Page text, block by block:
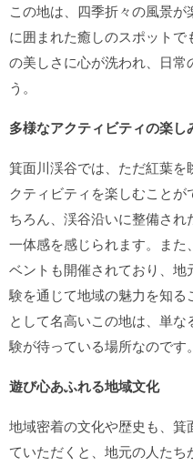
この地は、四季折々の風景
に囲まれた癒しのスポット
の美しさに心が洗われ、日常
う。
多様なアクティビティの楽し
箕面川渓谷では、ただ紅葉
クティビティを楽しむこと
ちろん、渓谷沿いに整備さ
一体感を感じられます。ま
ベントも開催されており、
験を通じて地域の魅力を知
として名高いこの地は、単
験が待っている場所なのです。
遊び心あふれる地域文化
地域密着の文化や歴史も、
ていただくと、地元の人た